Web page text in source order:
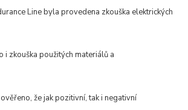
Line byla provedena zkouška elektrických
i zkouška použitých materiálů a
že jak pozitivní, tak i negativní